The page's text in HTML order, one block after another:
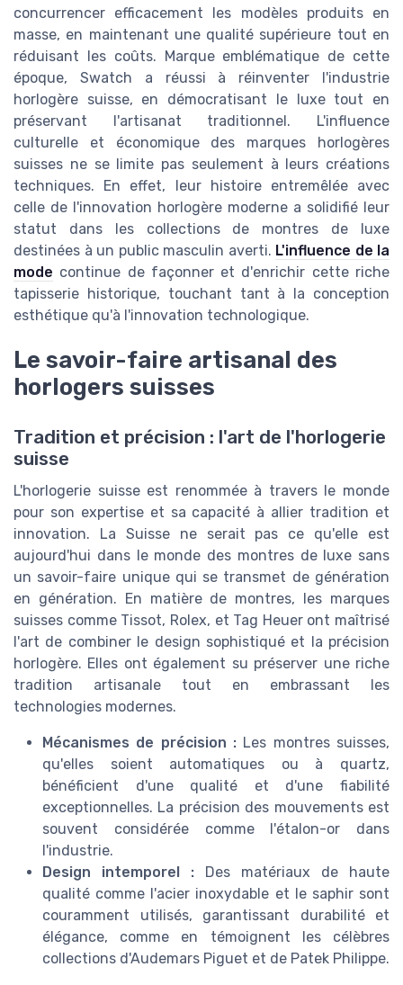
concurrencer efficacement les modèles produits en
masse, en maintenant une qualité supérieure tout en
réduisant les coûts. Marque emblématique de cette
époque, Swatch a réussi à réinventer l'industrie
horlogère suisse, en démocratisant le luxe tout en
préservant l'artisanat traditionnel. L'influence
culturelle et économique des marques horlogères
suisses ne se limite pas seulement à leurs créations
techniques. En effet, leur histoire entremêlée avec
celle de l'innovation horlogère moderne a solidifié leur
statut dans les collections de montres de luxe
destinées à un public masculin averti. L'influence de la
mode continue de façonner et d'enrichir cette riche
tapisserie historique, touchant tant à la conception
esthétique qu'à l'innovation technologique.
Le savoir-faire artisanal des
horlogers suisses
Tradition et précision : l'art de l'horlogerie
suisse
L'horlogerie suisse est renommée à travers le monde
pour son expertise et sa capacité à allier tradition et
innovation. La Suisse ne serait pas ce qu'elle est
aujourd'hui dans le monde des montres de luxe sans
un savoir-faire unique qui se transmet de génération
en génération. En matière de montres, les marques
suisses comme Tissot, Rolex, et Tag Heuer ont maîtrisé
l'art de combiner le design sophistiqué et la précision
horlogère. Elles ont également su préserver une riche
tradition artisanale tout en embrassant les
technologies modernes.
Mécanismes de précision : Les montres suisses,
qu'elles soient automatiques ou à quartz,
bénéficient d'une qualité et d'une fiabilité
exceptionnelles. La précision des mouvements est
souvent considérée comme l'étalon-or dans
l'industrie.
Design intemporel : Des matériaux de haute
qualité comme l'acier inoxydable et le saphir sont
couramment utilisés, garantissant durabilité et
élégance, comme en témoignent les célèbres
collections d'Audemars Piguet et de Patek Philippe.